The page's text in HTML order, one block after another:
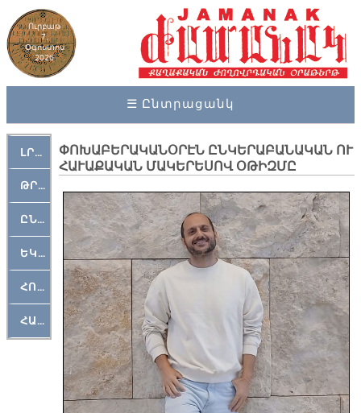
Ուրբաթ
7,
Օգոստոս
2026
☰ Ընտրացանկ
ԼՐԱՀՈՍ
ԹՐՔԱՀԱՅ ԿԵԱՆՔ
ԸՆԿԵՐԱՄՇԱԿՈՒԹԱՅԻՆ
ԵԿԵՂԵՑԱԿԱՆ
ՀՈԳԵՄՏԱՒՈՐ
ՀԱՐԹԱԿ
ՓՈԽԱԲԵՐԱԿԱՆՕՐԷՆ ԸՆԿԵՐԱԲԱՆԱԿԱՆ ՈՒ
ՀԱՒԱՔԱԿԱՆ ՄԱԿԵՐԵՍՈՎ ՕԹԻԶՄԸ